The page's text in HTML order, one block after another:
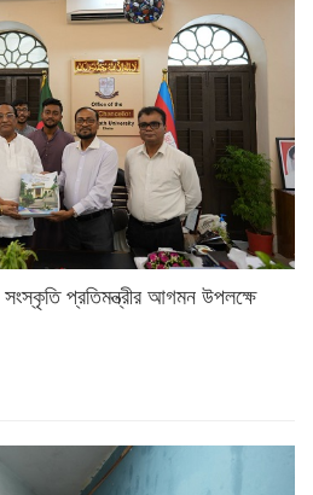
সংস্কৃতি প্রতিমন্ত্রীর আগমন উপলক্ষে